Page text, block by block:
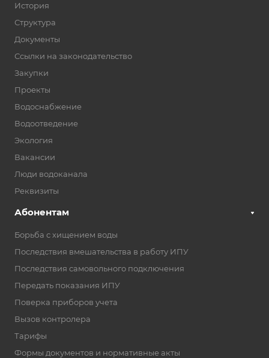
История
Структура
Документы
Ссылки на законодательство
Закупки
Проекты
Водоснабжение
Водоотведение
Экология
Вакансии
Люди водоканала
Реквизиты
Абонентам
Борьба с хищением воды
Последствия вмешательства в работу ИПУ
Последствия самовольного подключения
Передать показания ИПУ
Поверка приборов учета
Вызов контролера
Тарифы
Формы документов и нормативные акты